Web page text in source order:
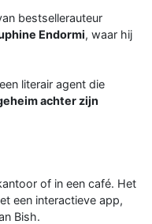
bestsellerauteur
Endormi, waar hij
literair agent die
achter zijn
of in een café. Het
een interactieve app,
Bish.